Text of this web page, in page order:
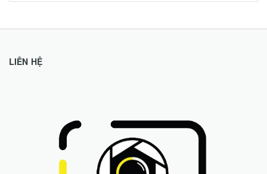
LIÊN HỆ